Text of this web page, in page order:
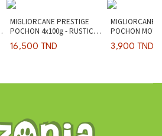
MIGLIORCANE PRESTIGE
POCHON 4x100g - RUSTICO
Gibier/agneau/canard
16,500 TND
MIGLIORCANE
POCHON
Veau
3,900 TND